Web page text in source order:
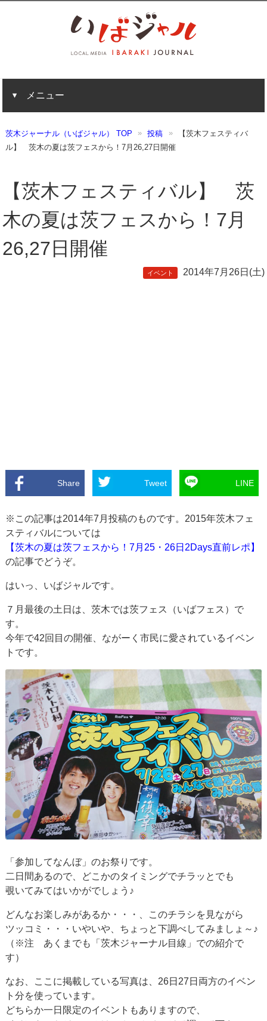
メニュー
茨木ジャーナル（いばジャル） TOP 投稿
【茨木フェスティバ
ル】 茨木の夏は茨フェスから！7月26,27日開催
【茨木フェスティバル】 茨
木の夏は茨フェスから！7月
26,27日開催
イベント 2014年7月26日(土)
Share Tweet LINE
※この記事は2014年7月投稿のものです。2015年茨木フェ
スティバルについては
【茨木の夏は茨フェスから！7月25・26日2Days直前レポ】
の記事でどうぞ。
はいっ、いばジャルです。
７月最後の土日は、茨木では茨フェス（いばフェス）で
す。
今年で42回目の開催、ながーく市民に愛されているイベン
トです。
「参加してなんぼ」のお祭りです。
二日間あるので、どこかのタイミングでチラッとでも
覗いてみてはいかがでしょう♪
どんなお楽しみがあるか・・・、このチラシを見ながら
ツッコミ・・・いやいや、ちょっと下調べしてみましょ～♪
（※注 あくまでも「茨木ジャーナル目線」での紹介で
す）
なお、ここに掲載している写真は、26日27日両方のイベン
ト分を使っています。
どちらか一日限定のイベントもありますので、